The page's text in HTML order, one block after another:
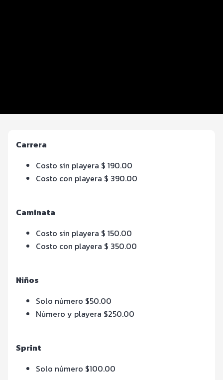
Carrera
Costo sin playera $ 190.00
Costo con playera $ 390.00
Caminata
Costo sin playera $ 150.00
Costo con playera $ 350.00
Niños
Solo número $50.00
Número y playera $250.00
Sprint
Solo número $100.00